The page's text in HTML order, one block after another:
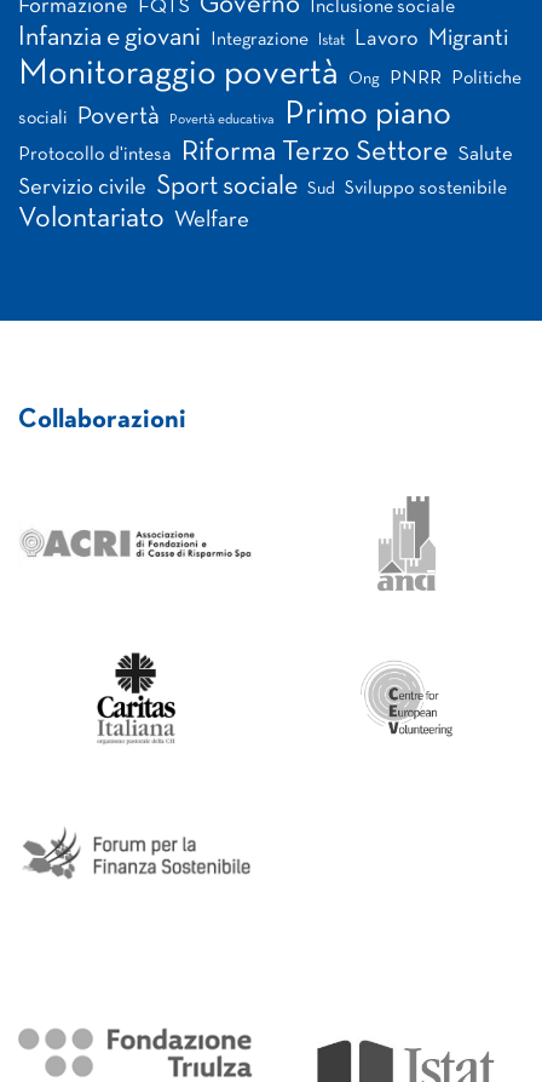
Formazione FQTS Governo Inclusione sociale
Infanzia e giovani Integrazione Istat Lavoro Migranti
Monitoraggio povertà Ong PNRR Politiche
sociali Povertà Povertà educativa Primo piano
Protocollo d'intesa Riforma Terzo Settore Salute
Servizio civile Sport sociale Sud Sviluppo sostenibile
Volontariato Welfare
Collaborazioni